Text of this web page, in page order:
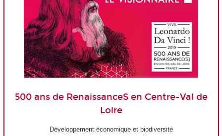
500 ans de RenaissanceS en Centre-Val de
Loire
Développement économique et biodiversité